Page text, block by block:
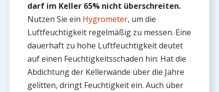
darf im Keller 65% nicht überschreiten.
Nutzen Sie ein Hygrometer, um die
Luftfeuchtigkeit regelmäßig zu messen. Eine
dauerhaft zu hohe Luftfeuchtigkeit deutet
auf einen Feuchtigkeitsschaden hin: Hat die
Abdichtung der Kellerwände über die Jahre
gelitten, dringt Feuchtigkeit ein. Auch über